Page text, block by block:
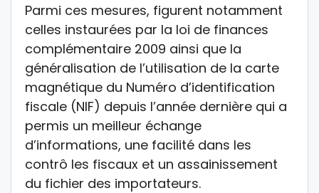
Parmi ces mesures, figurent notamment
celles instaurées par la loi de finances
complémentaire 2009 ainsi que la
généralisation de l’utilisation de la carte
magnétique du Numéro d’identification
fiscale (NIF) depuis l’année dernière qui a
permis un meilleur échange
d’informations, une facilité dans les
contrô les fiscaux et un assainissement
du fichier des importateurs.